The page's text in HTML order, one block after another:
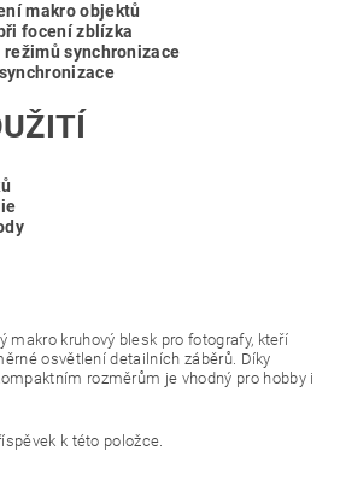
makro objektů
focení zblízka
synchronizace
makro kruhový blesk pro fotografy, kteří
osvětlení detailních záběrů. Díky
rozměrům je vhodný pro hobby i
k této položce.